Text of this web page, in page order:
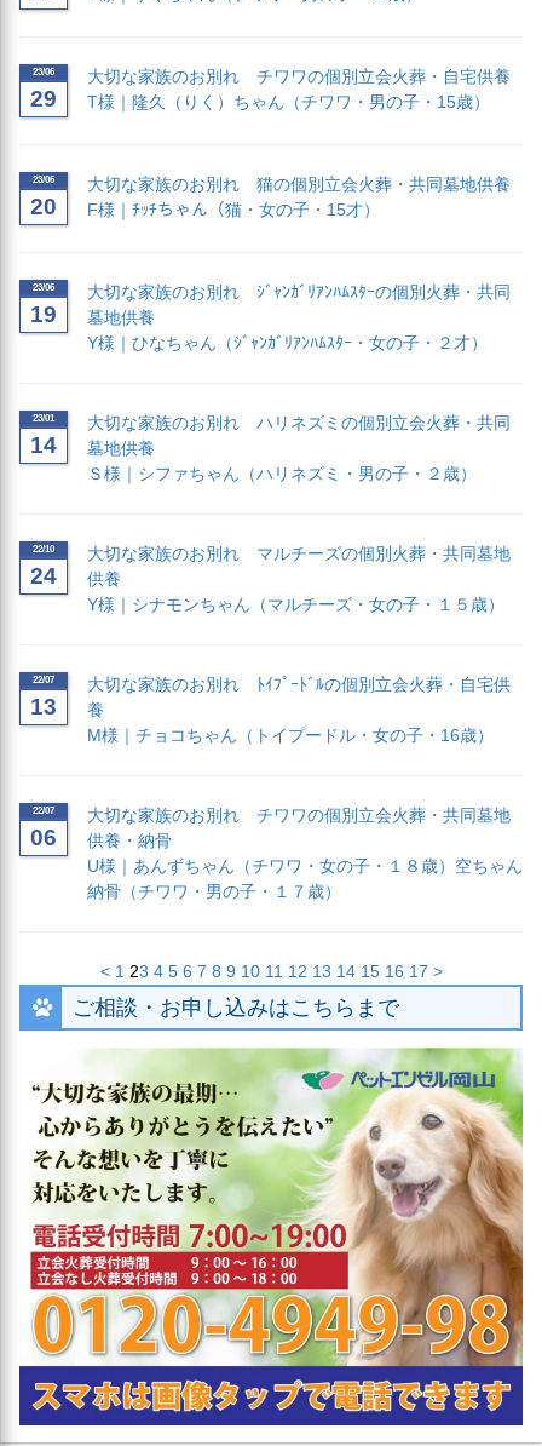
23/06
29
大切な家族のお別れ チワワの個別立会火葬・自宅供養
T様｜隆久（りく）ちゃん（チワワ・男の子・15歳）
23/06
20
大切な家族のお別れ 猫の個別立会火葬・共同墓地供養
F様｜ﾁｯﾁちゃん（猫・女の子・15才）
23/06
19
大切な家族のお別れ ｼﾞｬﾝｶﾞﾘｱﾝﾊﾑｽﾀｰの個別火葬・共同
墓地供養
Y様｜ひなちゃん（ｼﾞｬﾝｶﾞﾘｱﾝﾊﾑｽﾀｰ・女の子・２才）
23/01
14
大切な家族のお別れ ハリネズミの個別立会火葬・共同
墓地供養
Ｓ様｜シファちゃん（ハリネズミ・男の子・２歳）
22/10
24
大切な家族のお別れ マルチーズの個別火葬・共同墓地
供養
Y様｜シナモンちゃん（マルチーズ・女の子・１５歳）
22/07
13
大切な家族のお別れ ﾄｲﾌﾟｰﾄﾞﾙの個別立会火葬・自宅供
養
M様｜チョコちゃん（トイプードル・女の子・16歳）
22/07
06
大切な家族のお別れ チワワの個別立会火葬・共同墓地
供養・納骨
U様｜あんずちゃん（チワワ・女の子・１８歳）空ちゃん
納骨（チワワ・男の子・１７歳）
< 1 23 4 5 6 7 8 9 10 11 12 13 14 15 16 17 >
ご相談・お申し込みはこちらまで